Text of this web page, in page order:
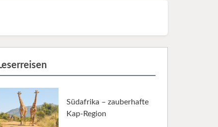
Südafrika – zauberhafte
Kap-Region